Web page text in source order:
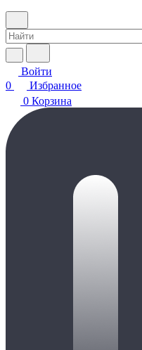
Войти
0
Избранное
0 Корзина